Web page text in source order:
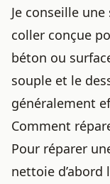
Je conseille
coller conçue
béton ou
souple et le
généralement
Comment
Pour réparer
nettoie d’abord